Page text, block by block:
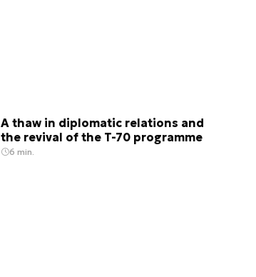
A thaw in diplomatic relations and
the revival of the T-70 programme
6 min.